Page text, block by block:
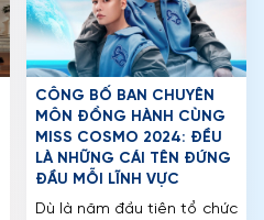
đình. Đồng hành cùng Tata
và các thành viên trong […]
CÔNG BỐ BAN CHUYÊN
MÔN ĐỒNG HÀNH CÙNG
MISS COSMO 2024: ĐỀU
LÀ NHỮNG CÁI TÊN ĐỨNG
ĐẦU MỖI LĨNH VỰC
Dù là năm đầu tiên tổ chức